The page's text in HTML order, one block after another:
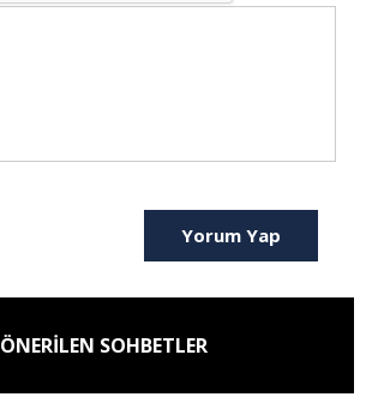
Yorum Yap
ÖNERİLEN SOHBETLER